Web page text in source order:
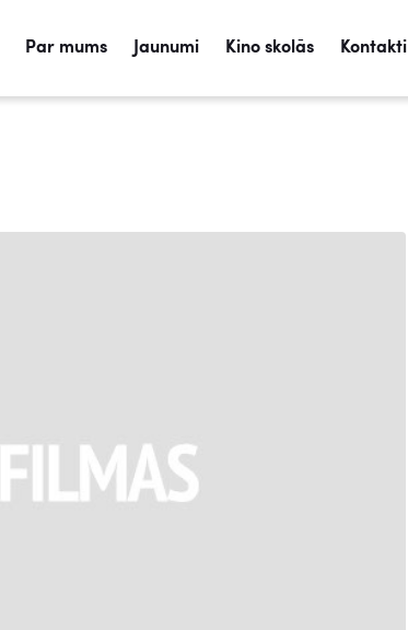
Par mums Jaunumi Kino skolās Kontakti